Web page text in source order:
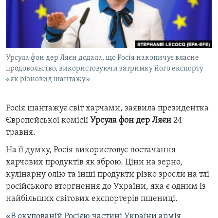
ВІДЕОУРОКИ «ELIFBE»
СВІДЧЕННЯ ОКУПАЦІЇ
УКРАЇНСЬКА ПРОБЛЕМА КРИМУ
ІНФОГРАФІКА
Русский
Qırımtatar
ДОЛУЧАЙСЯ!
Усі сайти RFE/RL
Урсула фон дер Ляєн додала, що Росія накопичує власне
продовольство, використовуючи затримку його експорту
«як різновид шантажу»
Росія шантажує світ харчами, заявила президентка
Європейської комісії Урсула фон дер Ляєн 24
травня.
На її думку, Росія використовує постачання
харчових продуктів як зброю. Ціни на зерно,
кулінарну олію та інші продукти різко зросли на тлі
російського вторгнення до України, яка є одним із
найбільших світових експортерів пшениці.